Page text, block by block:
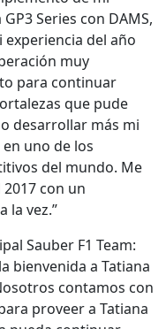
Series con DAMS,
del año
muy
para continuar
que pude
desarrollar más mi
uno de los
del mundo. Me
con un
la vez.”
Sauber F1 Team:
bienvenida a Tatiana
contamos con
proveer a Tatiana